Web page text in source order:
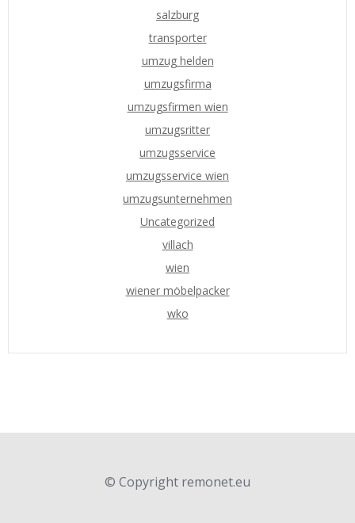
salzburg
transporter
umzug helden
umzugsfirma
umzugsfirmen wien
umzugsritter
umzugsservice
umzugsservice wien
umzugsunternehmen
Uncategorized
villach
wien
wiener möbelpacker
wko
© Copyright remonet.eu